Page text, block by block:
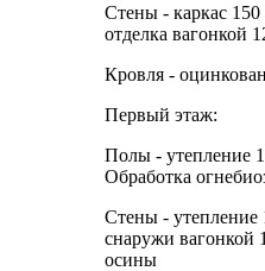
Стены - каркас
отделка вагонкой
Кровля -
Первый этаж:
Полы - утепление
Обработка
Стены - утепление
снаружи вагонкой
осины